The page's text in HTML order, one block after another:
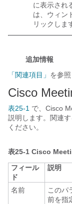
に表示され
は、ウィン
リックしま
追加情報
「関連項目」 を参照
Cisco
表25-1 で、Cisco
説明します。関連す
ください。
表25-1 Cisco
フィール
ド
説明
名前
このパ
前を指